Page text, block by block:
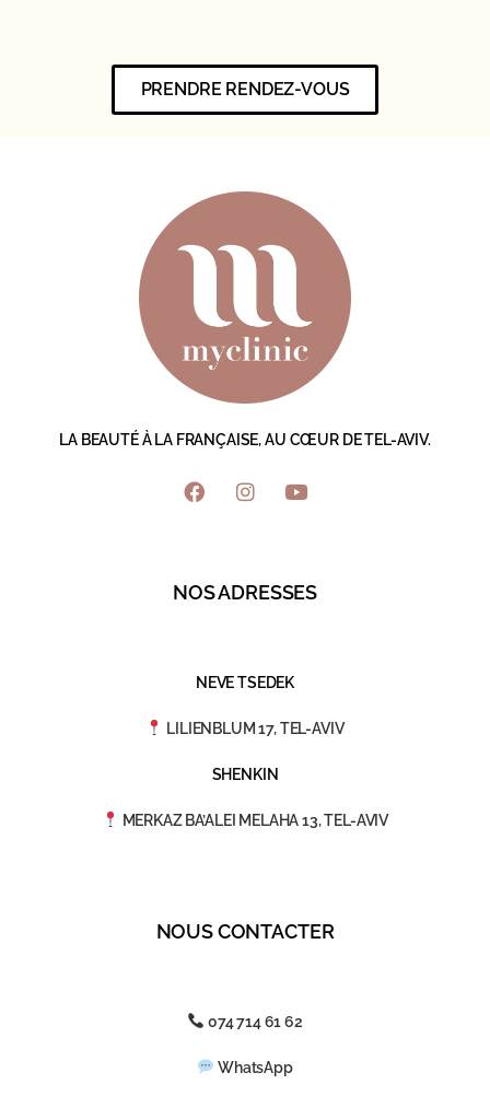
PRENDRE RENDEZ-VOUS
LA BEAUTÉ À LA FRANÇAISE, AU CŒUR DE TEL-AVIV.
NOS ADRESSES
NEVE TSEDEK
LILIENBLUM 17, TEL-AVIV
SHENKIN
MERKAZ BA’ALEI MELAHA 13, TEL-AVIV
NOUS CONTACTER
074 714 61 62
WhatsApp